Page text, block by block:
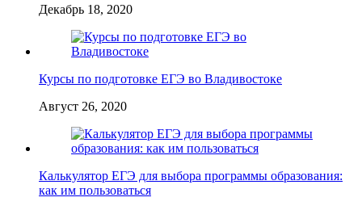
Декабрь 18, 2020
Курсы по подготовке ЕГЭ во Владивостоке
Август 26, 2020
Калькулятор ЕГЭ для выбора программы образования:
как им пользоваться